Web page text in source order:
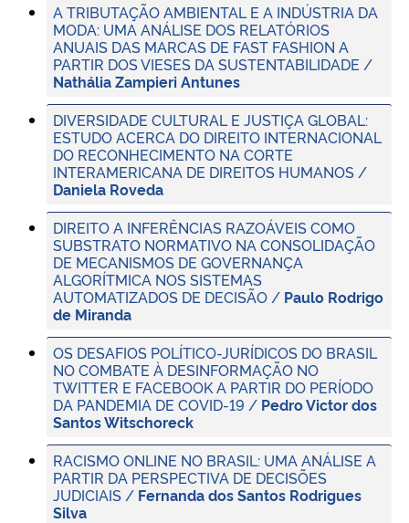
A TRIBUTAÇÃO AMBIENTAL E A INDÚSTRIA DA
MODA: UMA ANÁLISE DOS RELATÓRIOS
ANUAIS DAS MARCAS DE FAST FASHION A
PARTIR DOS VIESES DA SUSTENTABILIDADE /
Nathália Zampieri Antunes
DIVERSIDADE CULTURAL E JUSTIÇA GLOBAL:
ESTUDO ACERCA DO DIREITO INTERNACIONAL
DO RECONHECIMENTO NA CORTE
INTERAMERICANA DE DIREITOS HUMANOS /
Daniela Roveda
DIREITO A INFERÊNCIAS RAZOÁVEIS COMO
SUBSTRATO NORMATIVO NA CONSOLIDAÇÃO
DE MECANISMOS DE GOVERNANÇA
ALGORÍTMICA NOS SISTEMAS
AUTOMATIZADOS DE DECISÃO / Paulo Rodrigo
de Miranda
OS DESAFIOS POLÍTICO-JURÍDICOS DO BRASIL
NO COMBATE À DESINFORMAÇÃO NO
TWITTER E FACEBOOK A PARTIR DO PERÍODO
DA PANDEMIA DE COVID-19 / Pedro Victor dos
Santos Witschoreck
RACISMO ONLINE NO BRASIL: UMA ANÁLISE A
PARTIR DA PERSPECTIVA DE DECISÕES
JUDICIAIS / Fernanda dos Santos Rodrigues
Silva